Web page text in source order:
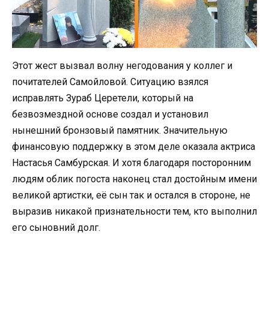
Этот жест вызвал волну негодования у коллег и
почитателей Самойловой. Ситуацию взялся
исправлять Зураб Церетели, который на
безвозмездной основе создал и установил
нынешний бронзовый памятник. Значительную
финансовую поддержку в этом деле оказала актриса
Настасья Самбурская. И хотя благодаря посторонним
людям облик погоста наконец стал достойным имени
великой артистки, её сын так и остался в стороне, не
выразив никакой признательности тем, кто выполнил
его сыновний долг.